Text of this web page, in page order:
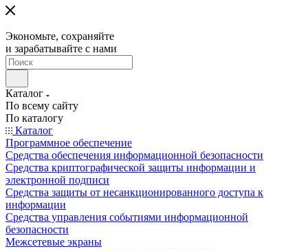
Экономьте, сохраняйте
и зарабатывайте с нами
Каталог
По всему сайту
По каталогу
Каталог
Программное обеспечение
Средства обеспечения информационной безопасности
Средства криптографической защиты информации и
электронной подписи
Средства защиты от несанкционированного доступа к
информации
Средства управления событиями информационной
безопасности
Межсетевые экраны